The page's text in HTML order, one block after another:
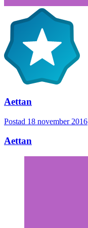
Aettan
Postad 18 november 2016
Aettan